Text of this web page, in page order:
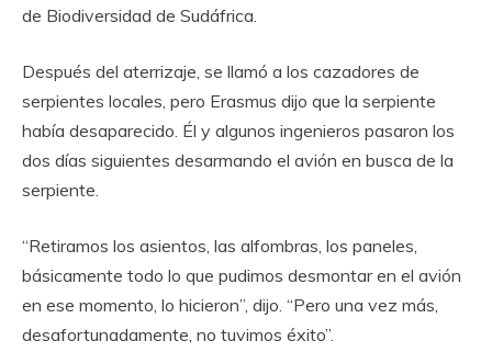
de Biodiversidad de Sudáfrica.
Después del aterrizaje, se llamó a los cazadores de
serpientes locales, pero Erasmus dijo que la serpiente
había desaparecido. Él y algunos ingenieros pasaron los
dos días siguientes desarmando el avión en busca de la
serpiente.
“Retiramos los asientos, las alfombras, los paneles,
básicamente todo lo que pudimos desmontar en el avión
en ese momento, lo hicieron”, dijo. “Pero una vez más,
desafortunadamente, no tuvimos éxito”.